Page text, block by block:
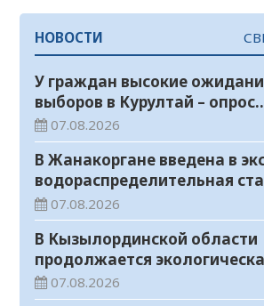
НОВОСТИ
У граждан высокие
выборов в Курултай – опрос
общественного мнения
07.08.2026
В Жанакоргане введена в
водораспределительная
07.08.2026
В Кызылординской области
продолжается
«Таза Қазақстан»
07.08.2026